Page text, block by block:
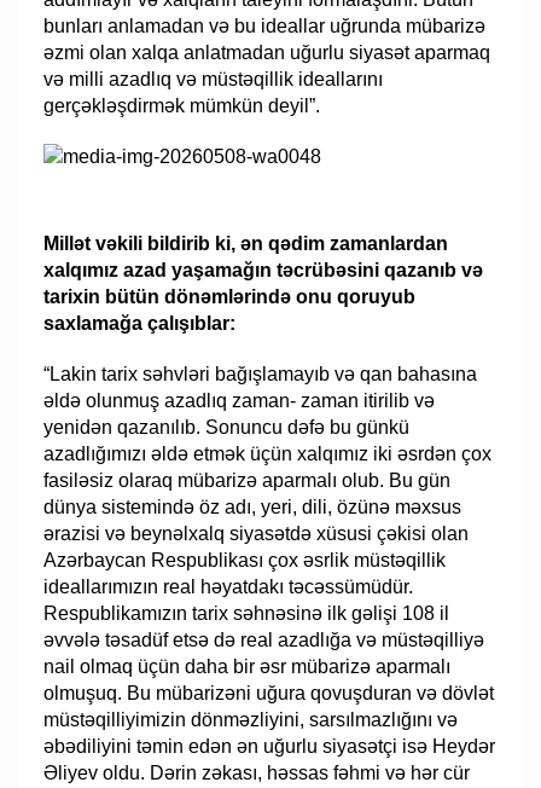
bunları anlamadan və bu ideallar uğrunda mübarizə
əzmi olan xalqa anlatmadan uğurlu siyasət aparmaq
və milli azadlıq və müstəqillik ideallarını
gerçəkləşdirmək mümkün deyil”.
Millət vəkili bildirib ki, ən qədim zamanlardan
xalqımız azad yaşamağın təcrübəsini qazanıb və
tarixin bütün dönəmlərində onu qoruyub
saxlamağa çalışıblar:
“Lakin tarix səhvləri bağışlamayıb və qan bahasına
əldə olunmuş azadlıq zaman- zaman itirilib və
yenidən qazanılıb. Sonuncu dəfə bu günkü
azadlığımızı əldə etmək üçün xalqımız iki əsrdən çox
fasiləsiz olaraq mübarizə aparmalı olub. Bu gün
dünya sistemində öz adı, yeri, dili, özünə məxsus
ərazisi və beynəlxalq siyasətdə xüsusi çəkisi olan
Azərbaycan Respublikası çox əsrlik müstəqillik
ideallarımızın real həyatdakı təcəssümüdür.
Respublikamızın tarix səhnəsinə ilk gəlişi 108 il
əvvələ təsadüf etsə də real azadlığa və müstəqilliyə
nail olmaq üçün daha bir əsr mübarizə aparmalı
olmuşuq. Bu mübarizəni uğura qovuşduran və dövlət
müstəqilliyimizin dönməzliyini, sarsılmazlığını və
əbədiliyini təmin edən ən uğurlu siyasətçi isə Heydər
Əliyev oldu. Dərin zəkası, həssas fəhmi və hər cür